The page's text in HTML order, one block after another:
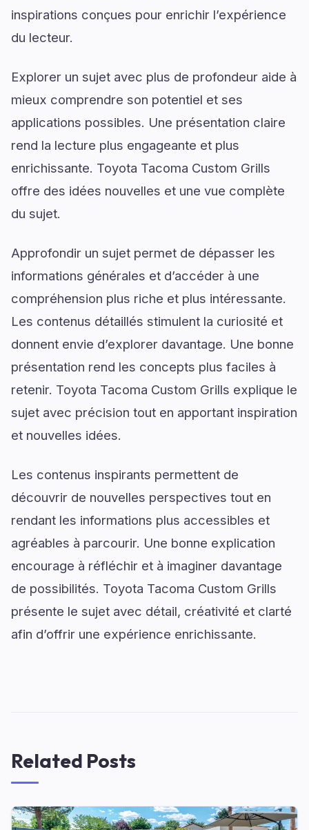
inspirations conçues pour enrichir l’expérience
du lecteur.
Explorer un sujet avec plus de profondeur aide à
mieux comprendre son potentiel et ses
applications possibles. Une présentation claire
rend la lecture plus engageante et plus
enrichissante. Toyota Tacoma Custom Grills
offre des idées nouvelles et une vue complète
du sujet.
Approfondir un sujet permet de dépasser les
informations générales et d’accéder à une
compréhension plus riche et plus intéressante.
Les contenus détaillés stimulent la curiosité et
donnent envie d’explorer davantage. Une bonne
présentation rend les concepts plus faciles à
retenir. Toyota Tacoma Custom Grills explique le
sujet avec précision tout en apportant inspiration
et nouvelles idées.
Les contenus inspirants permettent de
découvrir de nouvelles perspectives tout en
rendant les informations plus accessibles et
agréables à parcourir. Une bonne explication
encourage à réfléchir et à imaginer davantage
de possibilités. Toyota Tacoma Custom Grills
présente le sujet avec détail, créativité et clarté
afin d’offrir une expérience enrichissante.
Related Posts